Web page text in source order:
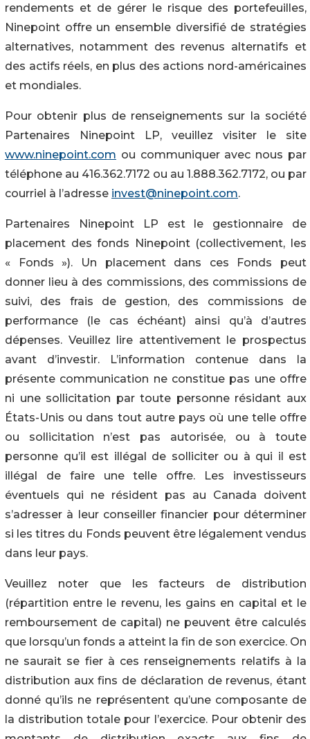
rendements et de gérer le risque des portefeuilles,
Ninepoint offre un ensemble diversifié de stratégies
alternatives, notamment des revenus alternatifs et
des actifs réels, en plus des actions nord-américaines
et mondiales.
Pour obtenir plus de renseignements sur la société
Partenaires Ninepoint LP, veuillez visiter le site
www.ninepoint.com ou communiquer avec nous par
téléphone au 416.362.7172 ou au 1.888.362.7172, ou par
courriel à l’adresse invest@ninepoint.com.
Partenaires Ninepoint LP est le gestionnaire de
placement des fonds Ninepoint (collectivement, les
« Fonds »). Un placement dans ces Fonds peut
donner lieu à des commissions, des commissions de
suivi, des frais de gestion, des commissions de
performance (le cas échéant) ainsi qu’à d’autres
dépenses. Veuillez lire attentivement le prospectus
avant d’investir. L’information contenue dans la
présente communication ne constitue pas une offre
ni une sollicitation par toute personne résidant aux
États-Unis ou dans tout autre pays où une telle offre
ou sollicitation n’est pas autorisée, ou à toute
personne qu’il est illégal de solliciter ou à qui il est
illégal de faire une telle offre. Les investisseurs
éventuels qui ne résident pas au Canada doivent
s’adresser à leur conseiller financier pour déterminer
si les titres du Fonds peuvent être légalement vendus
dans leur pays.
Veuillez noter que les facteurs de distribution
(répartition entre le revenu, les gains en capital et le
remboursement de capital) ne peuvent être calculés
que lorsqu’un fonds a atteint la fin de son exercice. On
ne saurait se fier à ces renseignements relatifs à la
distribution aux fins de déclaration de revenus, étant
donné qu’ils ne représentent qu’une composante de
la distribution totale pour l’exercice. Pour obtenir des